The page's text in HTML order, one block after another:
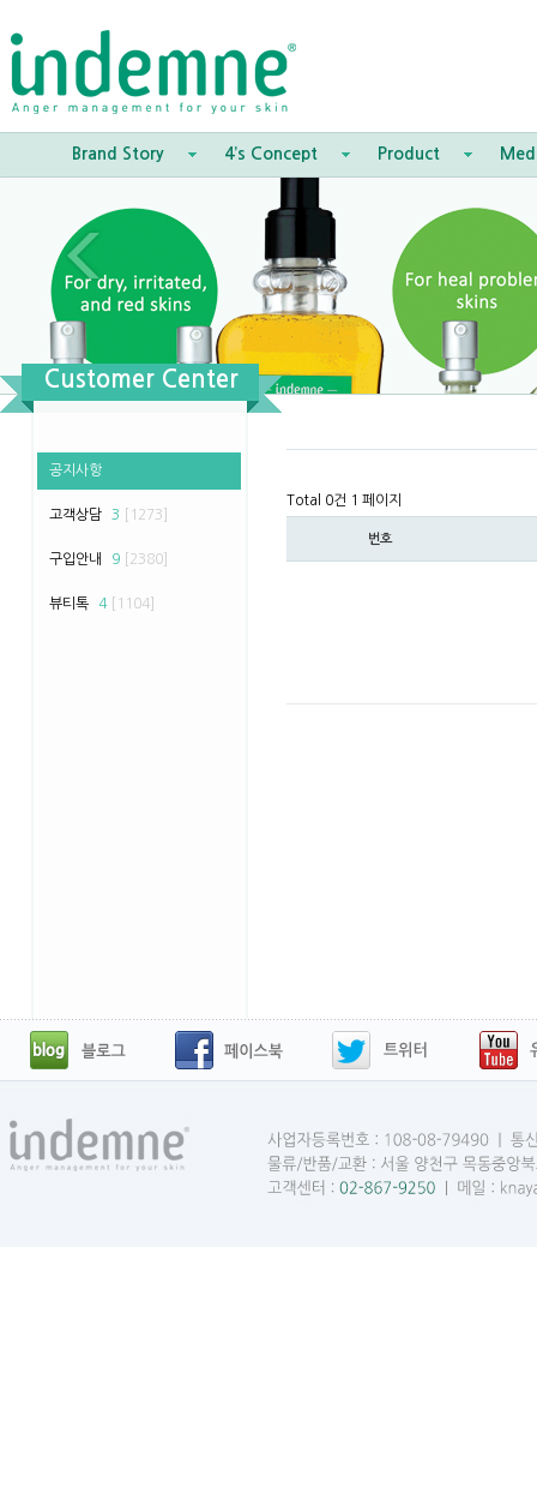
Brand Story 4’s Concept Product
Customer Center
공지사항
고객상담 3 [1273]
구입안내 9 [2380]
뷰티톡 4 [1104]
Total 0건 1 페이지
번호